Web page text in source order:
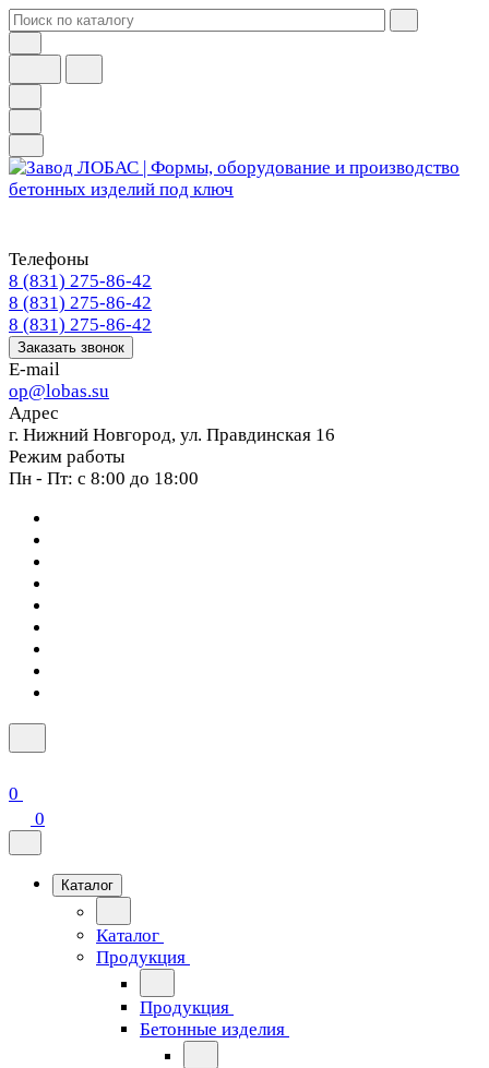
Телефоны
8 (831) 275-86-42
8 (831) 275-86-42
8 (831) 275-86-42
Заказать звонок
E-mail
op@lobas.su
Адрес
г. Нижний Новгород, ул. Правдинская 16
Режим работы
Пн - Пт: с 8:00 до 18:00
0
0
Каталог
Каталог
Продукция
Продукция
Бетонные изделия